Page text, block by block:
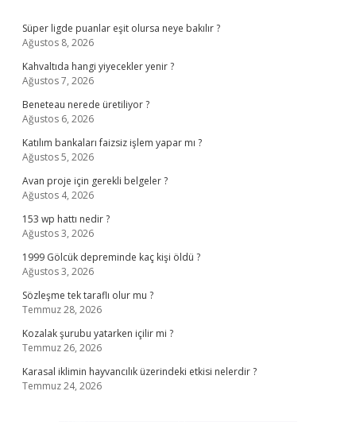
Süper ligde puanlar eşit olursa neye bakılır ?
Ağustos 8, 2026
Kahvaltıda hangi yiyecekler yenir ?
Ağustos 7, 2026
Beneteau nerede üretiliyor ?
Ağustos 6, 2026
Katılım bankaları faizsiz işlem yapar mı ?
Ağustos 5, 2026
Avan proje için gerekli belgeler ?
Ağustos 4, 2026
153 wp hattı nedir ?
Ağustos 3, 2026
1999 Gölcük depreminde kaç kişi öldü ?
Ağustos 3, 2026
Sözleşme tek taraflı olur mu ?
Temmuz 28, 2026
Kozalak şurubu yatarken içilir mi ?
Temmuz 26, 2026
Karasal iklimin hayvancılık üzerindeki etkisi nelerdir ?
Temmuz 24, 2026